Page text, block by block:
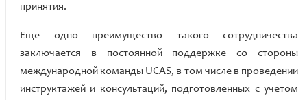
принятия.
Еще одно преимущество такого сотрудничества
заключается в постоянной поддержке со стороны
международной команды UCAS, в том числе в проведении
инструктажей и консультаций, подготовленных с учетом